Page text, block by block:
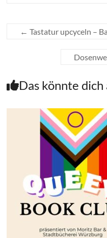
← Tastatur upcyceln –
Das könnte